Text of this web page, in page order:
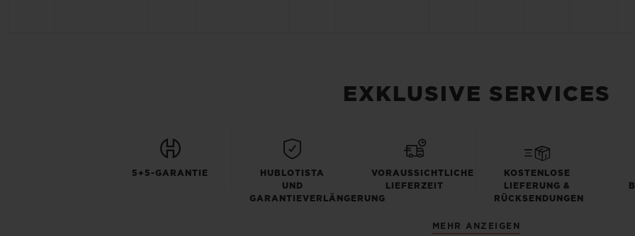
EXKLUSIVE SERVICES
5+5-GARANTIE
HUBLOTISTA
UND
GARANTIEVERLÄNGERUNG
VORAUSSICHTLICHE
LIEFERZEIT
KOSTENLOSE
LIEFERUNG &
RÜCKSENDUNGEN
MEHR ANZEIGEN